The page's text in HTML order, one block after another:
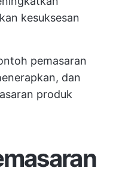
kesuksesan
pemasaran
dan
produk